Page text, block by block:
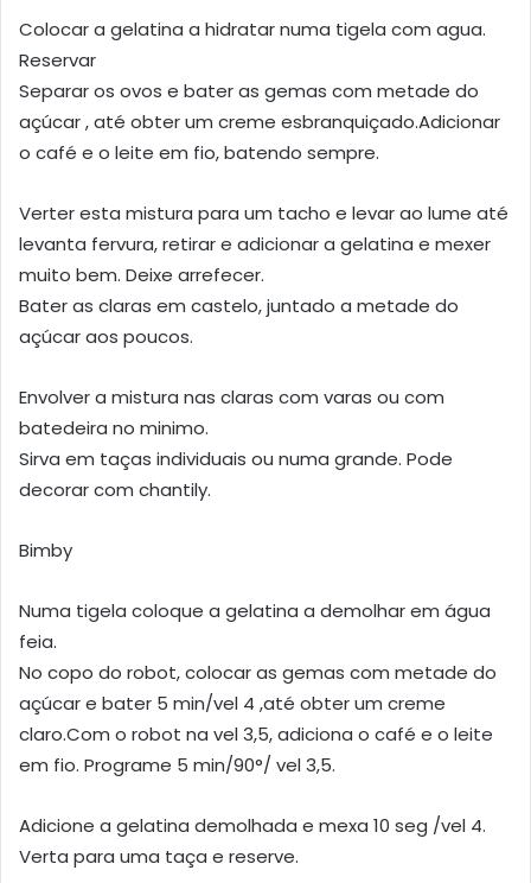
Colocar a gelatina a hidratar numa tigela com agua.
Reservar
Separar os ovos e bater as gemas com metade do
açúcar , até obter um creme esbranquiçado.Adicionar
o café e o leite em fio, batendo sempre.
Verter esta mistura para um tacho e levar ao lume até
levanta fervura, retirar e adicionar a gelatina e mexer
muito bem. Deixe arrefecer.
Bater as claras em castelo, juntado a metade do
açúcar aos poucos.
Envolver a mistura nas claras com varas ou com
batedeira no minimo.
Sirva em taças individuais ou numa grande. Pode
decorar com chantily.
Bimby
Numa tigela coloque a gelatina a demolhar em água
feia.
No copo do robot, colocar as gemas com metade do
açúcar e bater 5 min/vel 4 ,até obter um creme
claro.Com o robot na vel 3,5, adiciona o café e o leite
em fio. Programe 5 min/90°/ vel 3,5.
Adicione a gelatina demolhada e mexa 10 seg /vel 4.
Verta para uma taça e reserve.